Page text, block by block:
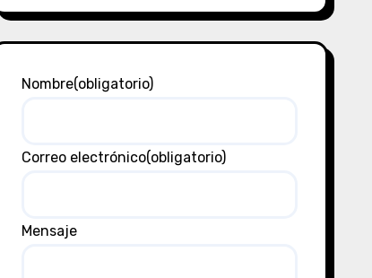
Nombre(obligatorio)
Correo electrónico(obligatorio)
Mensaje